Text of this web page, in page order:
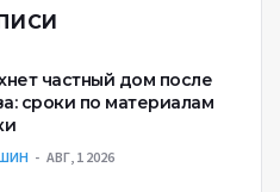
частный дом после
сроки по материалам
АВГ, 1 2026